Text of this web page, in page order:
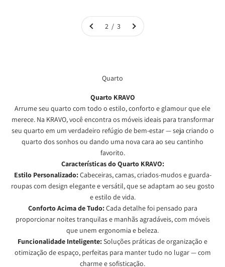
2 / 3
Quarto
Quarto KRAVO
Arrume seu quarto com todo o estilo, conforto e glamour que ele
merece. Na KRAVO, você encontra os móveis ideais para transformar
seu quarto em um verdadeiro refúgio de bem-estar — seja criando o
quarto dos sonhos ou dando uma nova cara ao seu cantinho
favorito.
Características do Quarto KRAVO:
Estilo Personalizado:Cabeceiras, camas, criados-mudos e guarda-
roupas com design elegante e versátil, que se adaptam ao seu gosto
e estilo de vida.
Conforto Acima de Tudo:Cada detalhe foi pensado para
proporcionar noites tranquilas e manhãs agradáveis, com móveis
que unem ergonomia e beleza.
Funcionalidade Inteligente:Soluções práticas de organização e
otimização de espaço, perfeitas para manter tudo no lugar — com
charme e sofisticação.